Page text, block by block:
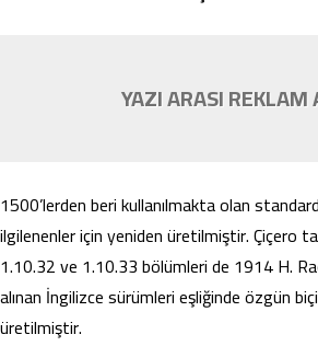
YAZI ARASI REKLAM
1500’lerden beri kullanılmakta olan
ilgilenenler için yeniden üretilmiştir. Çiçero
1.10.32 ve 1.10.33 bölümleri de 1914 H.
alınan İngilizce sürümleri eşliğinde özgün
üretilmiştir.